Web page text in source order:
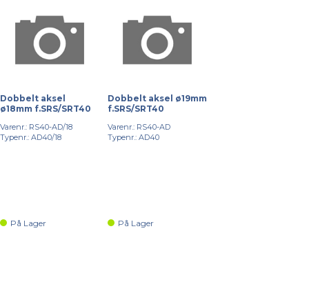
Dobbelt aksel
ø18mm f.SRS/SRT40
Varenr.: RS40-AD/18
Typenr.: AD40/18
På Lager
Dobbelt aksel ø19mm
f.SRS/SRT40
Varenr.: RS40-AD
Typenr.: AD40
På Lager